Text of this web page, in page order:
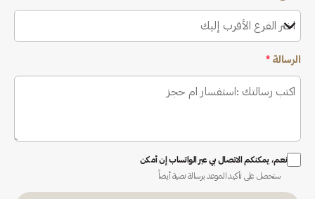
اختر الفرع الأقرب إليك
الرسالة *
نعم، يمكنكم الاتصال بي عبر الواتساب إن أمكن
ستحصل على تأكيد الموعد برسالة نصية أيضاً